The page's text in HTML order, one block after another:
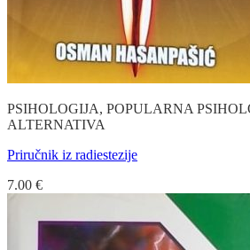
PSIHOLOGIJA, POPULARNA
ALTERNATIVA
Priručnik iz radiestezije
7.00 €